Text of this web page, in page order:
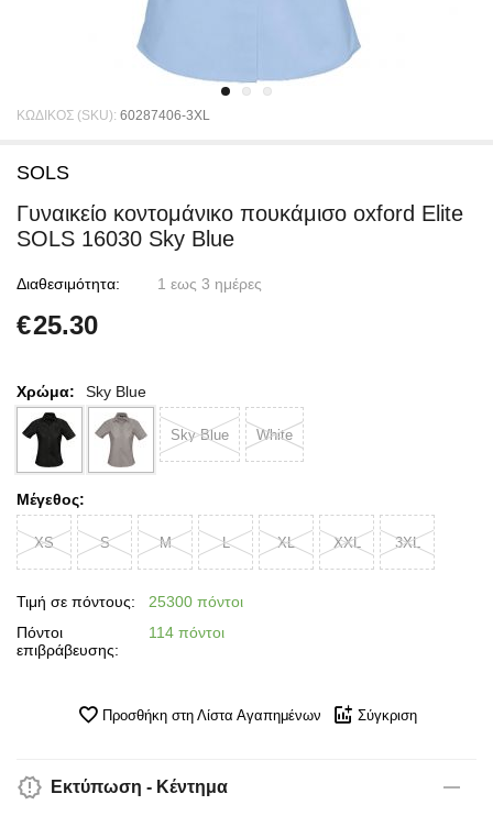
ΚΩΔΙΚΟΣ (SKU): 60287406-3XL
SOLS
Γυναικείο κοντομάνικο πουκάμισο oxford Elite
SOLS 16030 Sky Blue
Διαθεσιμότητα: 1 εως 3 ημέρες
€25.30
Χρώμα: Sky Blue
Sky Blue White
Μέγεθος:
XS S M L XL XXL 3XL
Τιμή σε πόντους:
25300 πόντοι
Πόντοι
επιβράβευσης:
114 πόντοι
Προσθήκη στη Λίστα Αγαπημένων Σύγκριση
Εκτύπωση - Κέντημα